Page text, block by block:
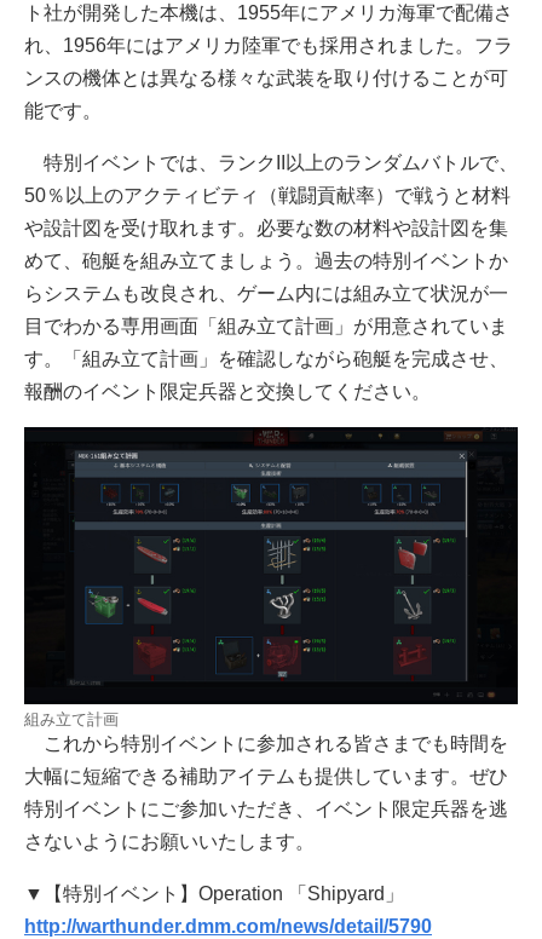
ト社が開発した本機は、1955年にアメリカ海軍で配備さ
れ、1956年にはアメリカ陸軍でも採用されました。フラ
ンスの機体とは異なる様々な武装を取り付けることが可
能です。
特別イベントでは、ランクII以上のランダムバトルで、
50％以上のアクティビティ（戦闘貢献率）で戦うと材料
や設計図を受け取れます。必要な数の材料や設計図を集
めて、砲艇を組み立てましょう。過去の特別イベントか
らシステムも改良され、ゲーム内には組み立て状況が一
目でわかる専用画面「組み立て計画」が用意されていま
す。「組み立て計画」を確認しながら砲艇を完成させ、
報酬のイベント限定兵器と交換してください。
組み立て計画
これから特別イベントに参加される皆さまでも時間を
大幅に短縮できる補助アイテムも提供しています。ぜひ
特別イベントにご参加いただき、イベント限定兵器を逃
さないようにお願いいたします。
▼【特別イベント】Operation 「Shipyard」
http://warthunder.dmm.com/news/detail/5790